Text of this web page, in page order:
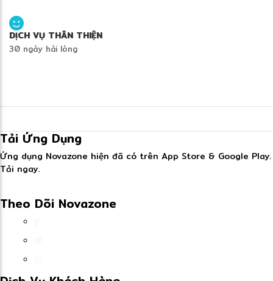
DỊCH VỤ THÂN THIỆN
30 ngày hài lòng
Tải Ứng Dụng
Ứng dụng Novazone hiện đã có trên App Store & Google Play.
Tải ngay.
Theo Dõi Novazone